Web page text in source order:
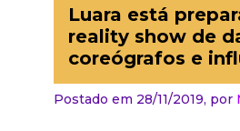
Luara está
reality show de
coreógrafos e
Postado em 28/11/2019, por